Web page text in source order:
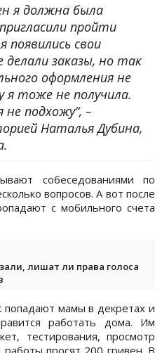
я должна была
пройти
появились свои
заказы, но так
оформления не
я тоже не получила.
подхожу“, –
Наталья Дубина,
собеседованиями по
вопросов. А вот после
с мобильного счета
лишат ли права голоса
попадают мамы в декретах и
работать дома. Им
тестирования, просмотр
просят 200 гривен. В